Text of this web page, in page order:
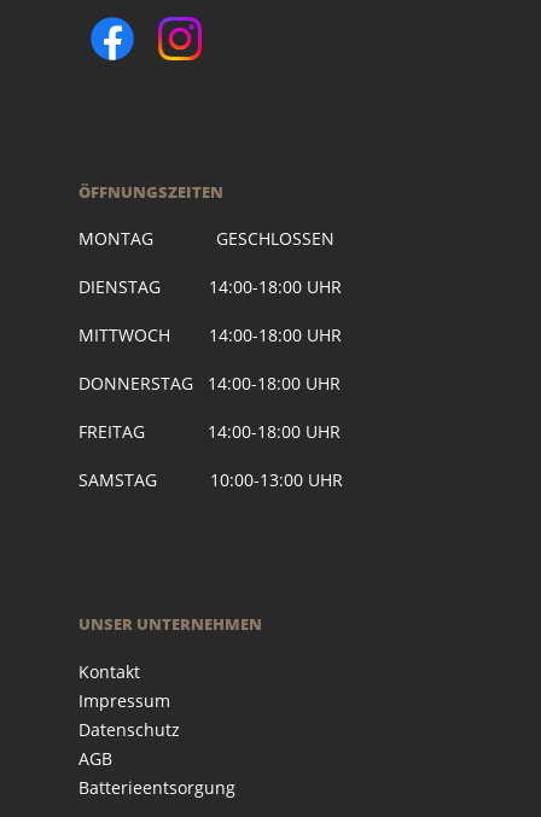
ÖFFNUNGSZEITEN
MONTAG GESCHLOSSEN
DIENSTAG 14:00-18:00 UHR
MITTWOCH 14:00-18:00 UHR
DONNERSTAG 14:00-18:00 UHR
FREITAG 14:00-18:00 UHR
SAMSTAG 10:00-13:00 UHR
UNSER UNTERNEHMEN
Kontakt
Impressum
Datenschutz
AGB
Batterieentsorgung